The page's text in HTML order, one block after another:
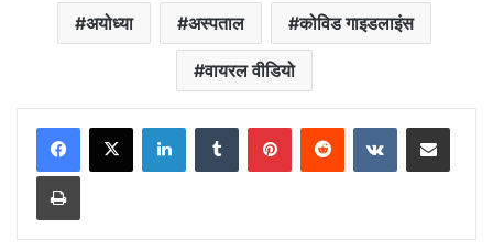
अयोध्या अस्पताल कोविड गाइडलाइंस
वायरल वीडियो
LinkedInTumblr PinterestReddit VKontakteShare via Email
Print